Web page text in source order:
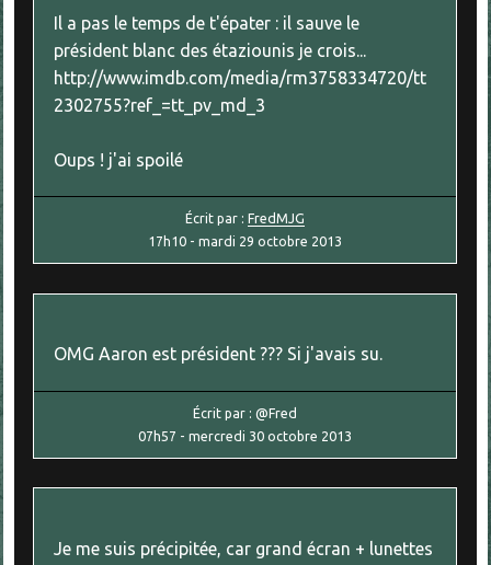
Il a pas le temps de t'épater : il sauve le
président blanc des étaziounis je crois...
http://www.imdb.com/media/rm3758334720/tt
2302755?ref_=tt_pv_md_3
Oups ! j'ai spoilé
Écrit par :FredMJG
17h10 -mardi 29 octobre 2013
OMG Aaron est président ??? Si j'avais su.
Écrit par :@Fred
07h57 -mercredi 30 octobre 2013
Je me suis précipitée, car grand écran + lunettes